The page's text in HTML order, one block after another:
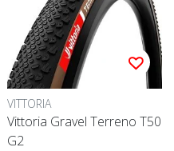
VITTORIA
Vittoria Gravel Terreno T50
G2